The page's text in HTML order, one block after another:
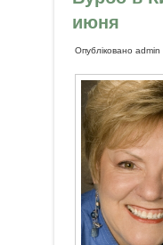
июня
Опублікованоadmin